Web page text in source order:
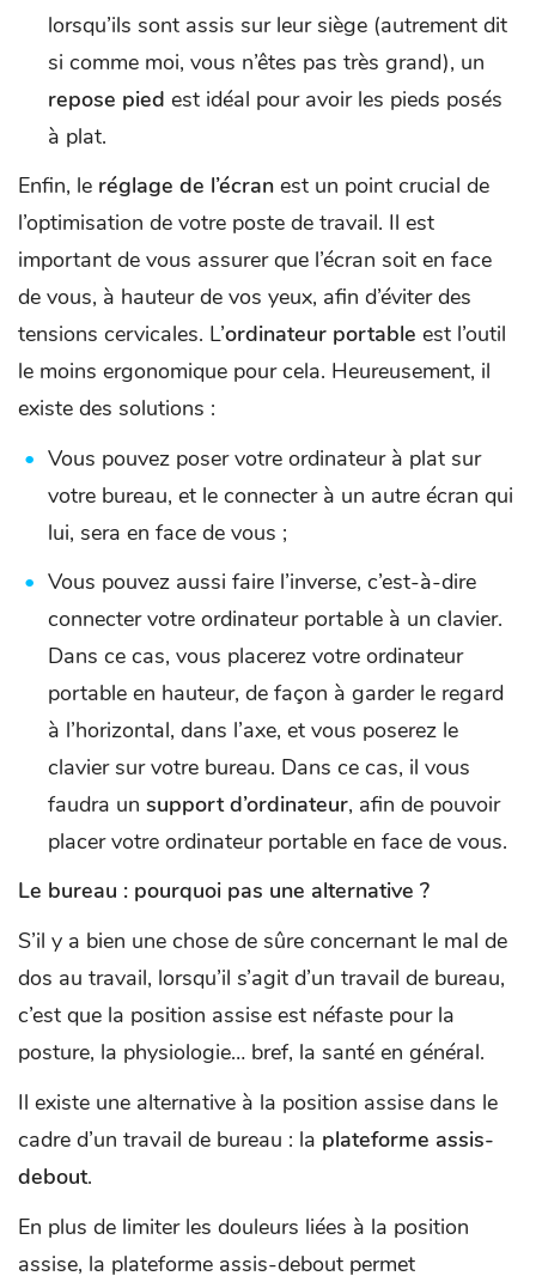
lorsqu’ils sont assis sur leur siège (autrement dit
si comme moi, vous n’êtes pas très grand), un
repose pied est idéal pour avoir les pieds posés
à plat.
Enfin, le réglage de l’écran est un point crucial de
l’optimisation de votre poste de travail. Il est
important de vous assurer que l’écran soit en face
de vous, à hauteur de vos yeux, afin d’éviter des
tensions cervicales. L’ordinateur portable est l’outil
le moins ergonomique pour cela. Heureusement, il
existe des solutions :
Vous pouvez poser votre ordinateur à plat sur
votre bureau, et le connecter à un autre écran qui
lui, sera en face de vous ;
Vous pouvez aussi faire l’inverse, c’est-à-dire
connecter votre ordinateur portable à un clavier.
Dans ce cas, vous placerez votre ordinateur
portable en hauteur, de façon à garder le regard
à l’horizontal, dans l’axe, et vous poserez le
clavier sur votre bureau. Dans ce cas, il vous
faudra un support d’ordinateur, afin de pouvoir
placer votre ordinateur portable en face de vous.
Le bureau : pourquoi pas une alternative ?
S’il y a bien une chose de sûre concernant le mal de
dos au travail, lorsqu’il s’agit d’un travail de bureau,
c’est que la position assise est néfaste pour la
posture, la physiologie… bref, la santé en général.
Il existe une alternative à la position assise dans le
cadre d’un travail de bureau : la plateforme assis-
debout.
En plus de limiter les douleurs liées à la position
assise, la plateforme assis-debout permet